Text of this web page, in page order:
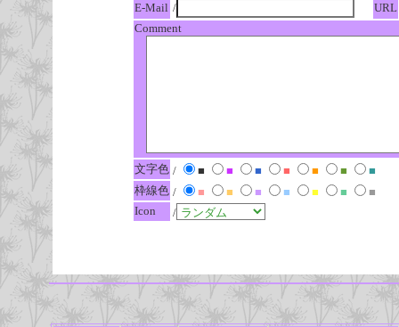
E-Mail /
URL
Comment
文字色 / ■ ■ ■ ■ ■ ■
■
枠線色 / ■ ■ ■ ■ ■ ■
■
Icon
/